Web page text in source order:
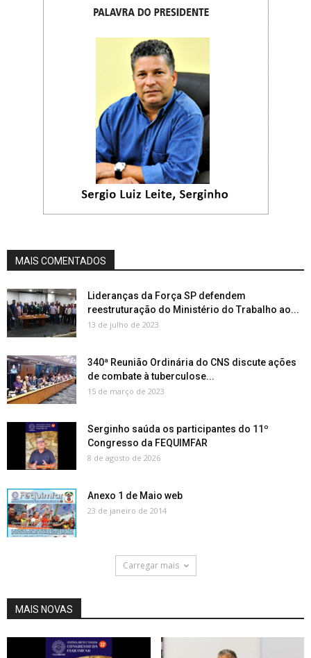
MAIS COMENTADOS
Lideranças da Força SP defendem
reestruturação do Ministério do Trabalho ao...
13 de julho de 2023
340ª Reunião Ordinária do CNS discute ações
de combate à tuberculose...
15 de março de 2023
Serginho saúda os participantes do 11º
Congresso da FEQUIMFAR
8 de agosto de 2026
Anexo 1 de Maio web
23 de janeiro de 2014
Carregar mais
MAIS NOVAS